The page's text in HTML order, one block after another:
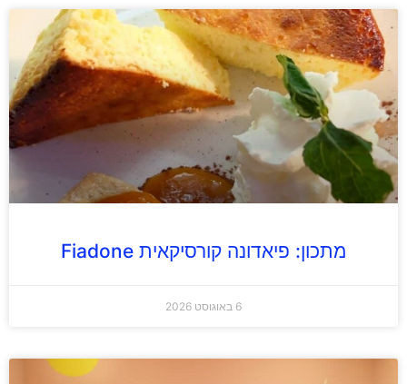
מתכון: פיאדונה קורסיקאית Fiadone
6 באוגוסט 2026